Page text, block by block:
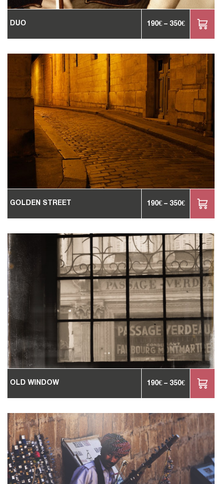
DUO 190€ – 350€
GOLDEN STREET 190€ – 350€
OLD WINDOW 190€ – 350€